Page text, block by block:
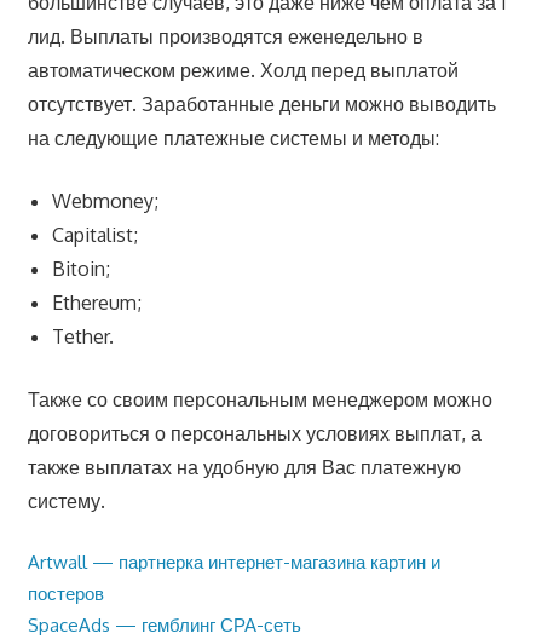
лид. Выплаты производятся еженедельно в
автоматическом режиме. Холд перед выплатой
отсутствует. Заработанные деньги можно выводить
на следующие платежные системы и методы:
Webmoney;
Capitalist;
Bitoin;
Ethereum;
Tether.
Также со своим персональным менеджером можно
договориться о персональных условиях выплат, а
также выплатах на удобную для Вас платежную
систему.
Навигация
по
Предыдущая
запись:
Artwall — партнерка интернет-магазина картин и
постеров
Следующая
SpaceAds — гемблинг СРА-сеть